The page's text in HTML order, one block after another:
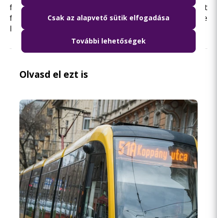
fennakadásokra kell számítaniuk. Az előre tervezett
forgalomkorlátozások már napokkal az életbe
lépésük előtt elérhetők a webes felületen.
Olvasd el ezt is
Csak az alapvető sütik elfogadása
További lehetőségek